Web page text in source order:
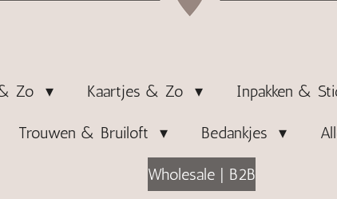
Zo Kaartjes & Zo Inpakken &
Trouwen & Bruiloft Bedankjes
Wholesale | B2B